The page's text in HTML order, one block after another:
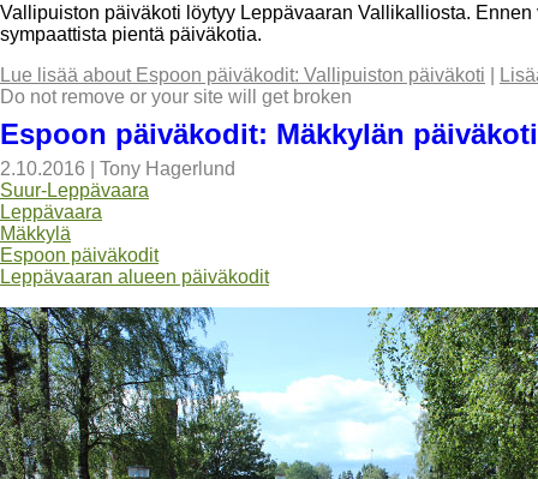
Vallipuiston päiväkoti löytyy Leppävaaran Vallikalliosta.
sympaattista pientä päiväkotia.
Lue lisää about Espoon päiväkodit: Vallipuiston päiväkoti
Do not remove or your site will get broken
Espoon päiväkodit: Mäkkylän päiväkoti
2.10.2016
Tony Hagerlund
Suur-Leppävaara
Leppävaara
Mäkkylä
Espoon päiväkodit
Leppävaaran alueen päiväkodit